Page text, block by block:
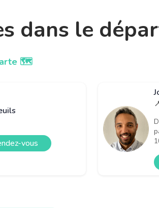
dans le
🗺️
vous